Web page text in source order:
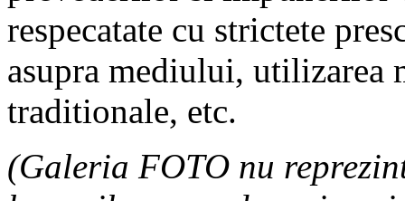
respecatate cu strictete
asupra mediului, utilizarea
traditionale, etc.
(Galeria FOTO nu